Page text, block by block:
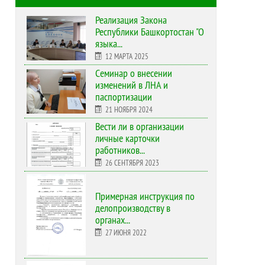
Реализация Закона
Республики Башкортостан "О
языка...
12 МАРТА 2025
Cеминар о внесении
изменений в ЛНА и
паспортизации
21 НОЯБРЯ 2024
Вести ли в организации
личные карточки
работников...
26 СЕНТЯБРЯ 2023
Примерная инструкция по
делопроизводству в
органах...
27 ИЮНЯ 2022